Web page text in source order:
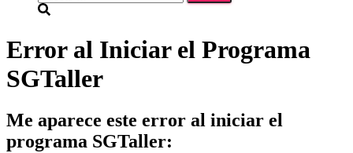
Error al Iniciar el Programa
SGTaller
Me aparece este error al iniciar el
programa SGTaller: